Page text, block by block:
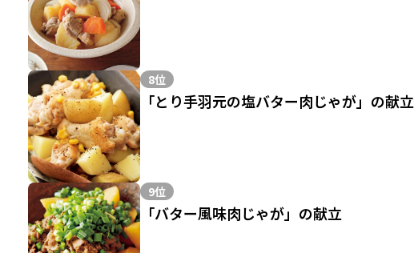
8位
「とり手羽元の塩バター肉じゃが」の献立
9位
「バター風味肉じゃが」の献立